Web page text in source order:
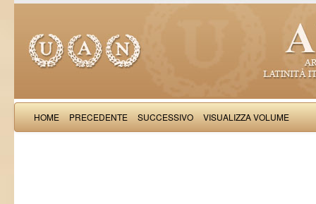
HOME PRECEDENTE SUCCESSIVO VISUALIZZA VOLUME